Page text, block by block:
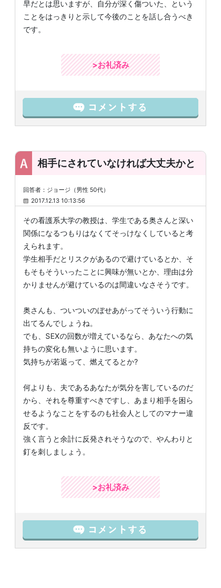
早だとは思いますが、自分が深く傷ついた、という
ことをはっきりと示して今後のことを話し合うべき
です。
>お礼済み
相手にされていなければ大丈夫かと
回答者：ジョージ（男性 50代）
2017.12.13 10:13:56
その看護系大学の教授は、学生である奥さんと深い
関係になるつもりはなくてそっけなくしていると考
えられます。
学生相手だとリスクがあるので避けているとか、そ
もそもそういったことに興味が無いとか、理由は分
かりませんが避けているのは間違いなさそうです。
奥さんも、ついついのぼせあがってそういう行動に
出てるんでしょうね。
でも、SEXの回数が増えているなら、あなたへの気
持ちの変化も無いように思います。
気持ちが若返って、燃えてるとか?
何よりも、夫であるあなたが気分を害しているのだ
から、それを尊重すべきですし、あまり相手を困ら
せるようなことをするのも社会人としてのマナー違
反です。
強く言うと余計に反発されそうなので、やんわりと
釘を刺しましょう。
>お礼済み